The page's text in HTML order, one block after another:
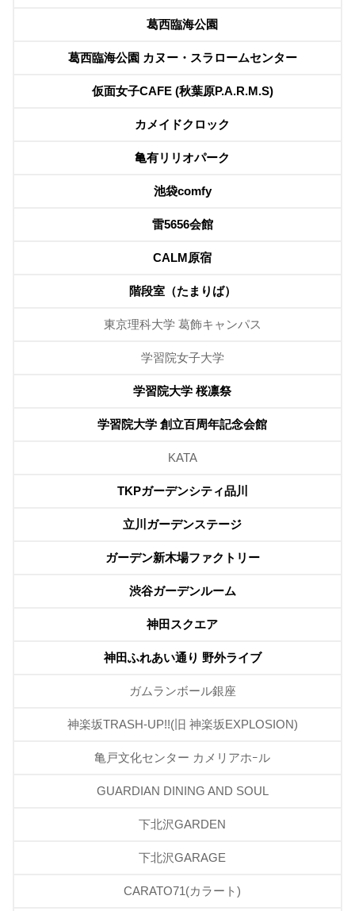
葛西臨海公園
葛西臨海公園 カヌー・スラロームセンター
仮面女子CAFE (秋葉原P.A.R.M.S)
カメイドクロック
亀有リリオパーク
池袋comfy
雷5656会館
CALM原宿
階段室（たまりば）
東京理科大学 葛飾キャンパス
学習院女子大学
学習院大学 桜凛祭
学習院大学 創立百周年記念会館
KATA
TKPガーデンシティ品川
立川ガーデンステージ
ガーデン新木場ファクトリー
渋谷ガーデンルーム
神田スクエア
神田ふれあい通り 野外ライブ
ガムランボール銀座
神楽坂TRASH-UP!!(旧 神楽坂EXPLOSION)
亀戸文化センター カメリアホｰル
GUARDIAN DINING AND SOUL
下北沢GARDEN
下北沢GARAGE
CARATO71(カラート)